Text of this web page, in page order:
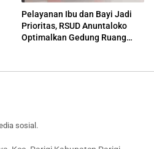
Pelayanan Ibu dan Bayi Jadi
Prioritas, RSUD Anuntaloko
Optimalkan Gedung Ruang
sosial.